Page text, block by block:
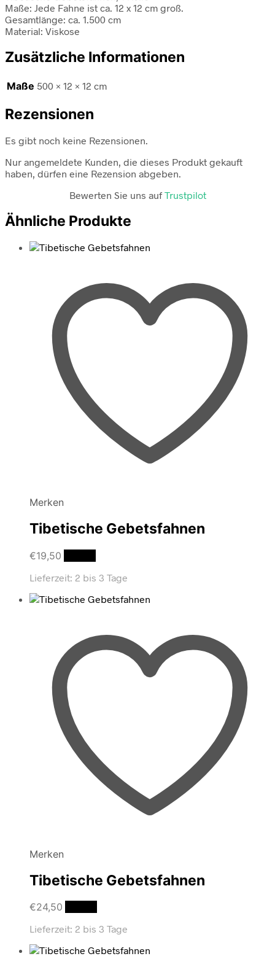
Maße: Jede Fahne ist ca. 12 x 12 cm groß.
Gesamtlänge: ca. 1.500 cm
Material: Viskose
Zusätzliche Informationen
Maße 500 × 12 × 12 cm
Rezensionen
Es gibt noch keine Rezensionen.
Nur angemeldete Kunden, die dieses Produkt gekauft
haben, dürfen eine Rezension abgeben.
Bewerten Sie uns aufTrustpilot
Ähnliche Produkte
Merken
Tibetische Gebetsfahnen
€19,50
Lieferzeit: 2 bis 3 Tage
Merken
Tibetische Gebetsfahnen
€24,50
Lieferzeit: 2 bis 3 Tage